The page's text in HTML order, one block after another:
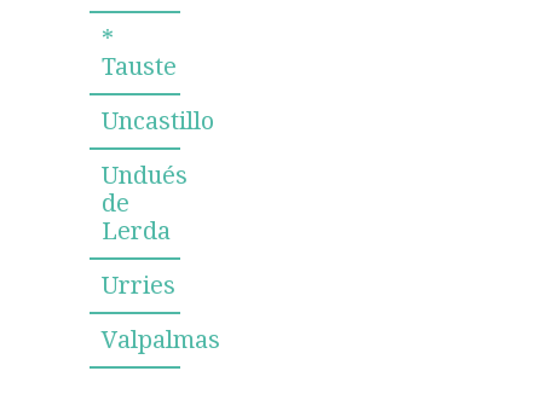
*
Tauste
Uncastillo
Undués
de
Lerda
Urries
Valpalmas